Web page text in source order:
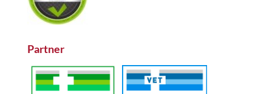
Partner